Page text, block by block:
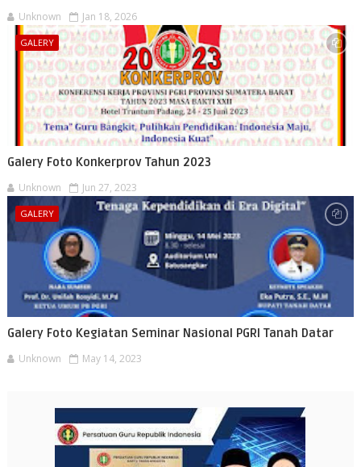
Unknown Jan 18, 2026
GALERY
Galery Foto Konkerprov Tahun 2023
Unknown Jun 27, 2023
GALERY
Galery Foto Kegiatan Seminar Nasional PGRI Tanah Datar
Unknown May 14, 2023